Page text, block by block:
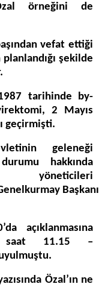
örneğini de
vefat ettiği
şekilde
tarihinde by-
2 Mayıs
geçirmişti.
geleneği
hakkında
açıklanmasına
saat 11.15 –
Özal’ın ne